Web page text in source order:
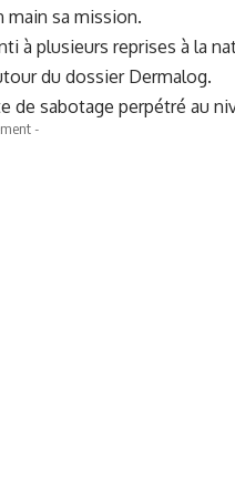
main sa mission.
à plusieurs reprises à la
du dossier Dermalog.
de sabotage perpétré au
-